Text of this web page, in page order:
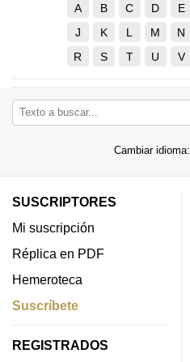
A B C D E
J
K L M N
R
S T U V
Cambiar idioma:
SUSCRIPTORES
Mi suscripción
Réplica en PDF
Hemeroteca
Suscríbete
REGISTRADOS